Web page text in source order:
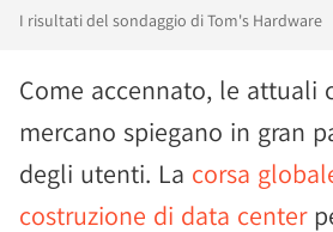
I risultati del sondaggio di Tom's Hardware
Come accennato, le attuali
mercano spiegano in gran
degli utenti. La corsa
costruzione di data center